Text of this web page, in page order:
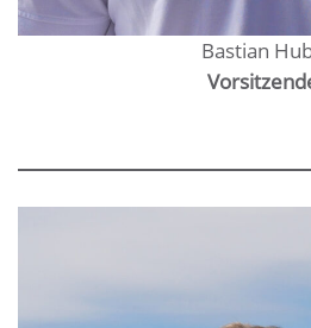
Bastian